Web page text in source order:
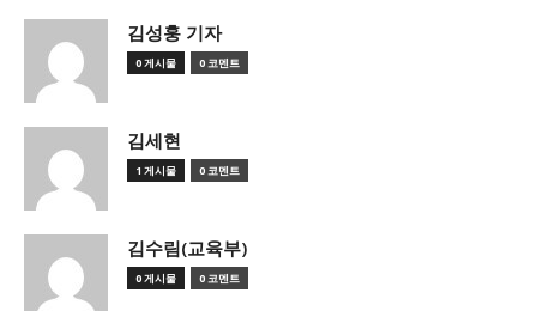
김성훙 기자
0 게시물 0 코멘트
김세현
1 게시물 0 코멘트
김수림(교육부)
0 게시물 0 코멘트